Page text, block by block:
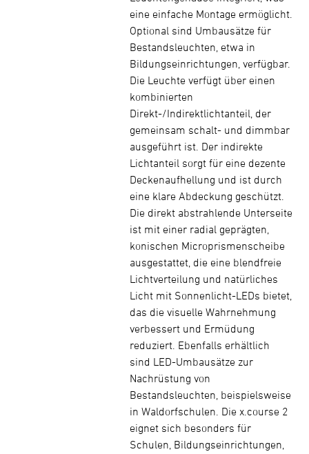
eine einfache Montage ermöglicht.
Optional sind Umbausätze für
Bestandsleuchten, etwa in
Bildungseinrichtungen, verfügbar.
Die Leuchte verfügt über einen
kombinierten
Direkt-/Indirektlichtanteil, der
gemeinsam schalt- und dimmbar
ausgeführt ist. Der indirekte
Lichtanteil sorgt für eine dezente
Deckenaufhellung und ist durch
eine klare Abdeckung geschützt.
Die direkt abstrahlende Unterseite
ist mit einer radial geprägten,
konischen Microprismenscheibe
ausgestattet, die eine blendfreie
Lichtverteilung und natürliches
Licht mit Sonnenlicht-LEDs bietet,
das die visuelle Wahrnehmung
verbessert und Ermüdung
reduziert. Ebenfalls erhältlich
sind LED-Umbausätze zur
Nachrüstung von
Bestandsleuchten, beispielsweise
in Waldorfschulen. Die x.course 2
eignet sich besonders für
Schulen, Bildungseinrichtungen,